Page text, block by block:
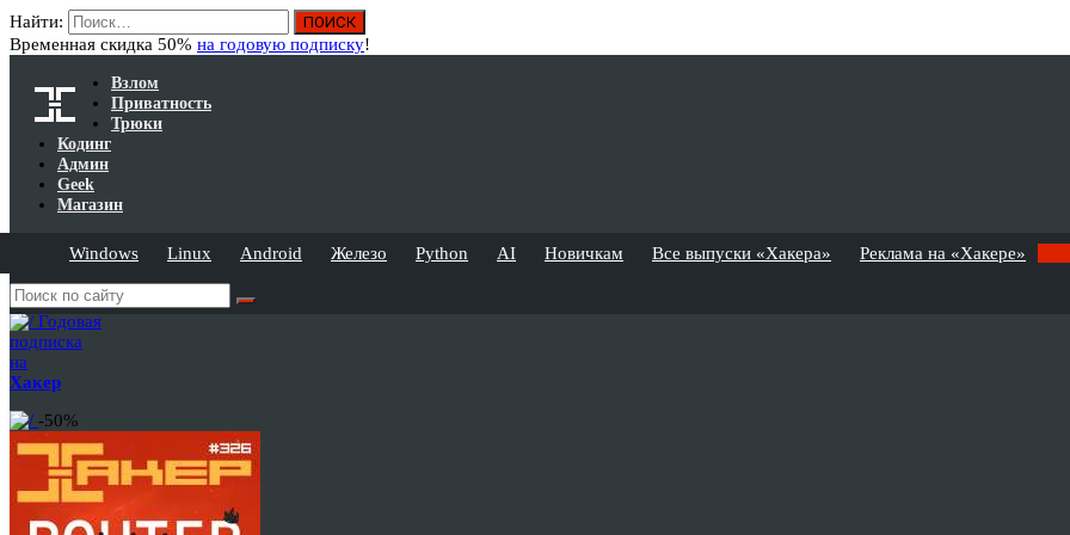
Найти:
Временная скидка 50% на годовую подписку!
Взлом
Приватность
Трюки
Кодинг
Админ
Geek
Магазин
Windows Linux Android Железо Python AI Новичкам Все выпуски «Хакера» Реклама на «Хакере»
Годовая
подписка
на
Хакер
-50%